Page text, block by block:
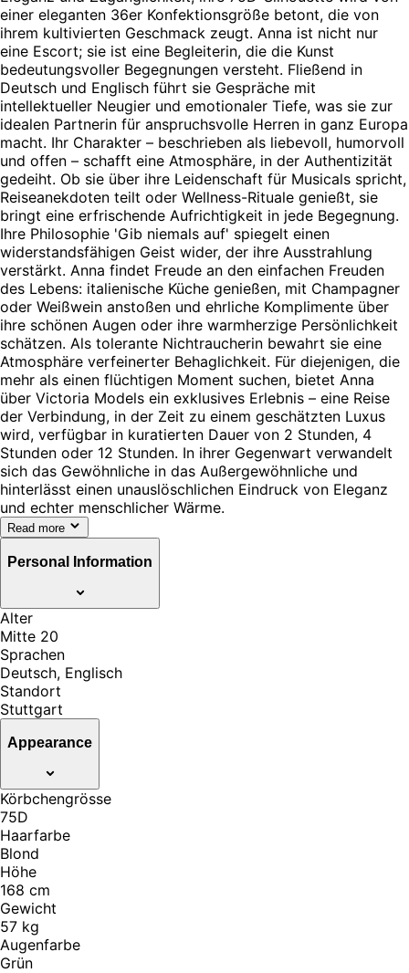
einer eleganten 36er Konfektionsgröße betont, die von
ihrem kultivierten Geschmack zeugt. Anna ist nicht nur
eine Escort; sie ist eine Begleiterin, die die Kunst
bedeutungsvoller Begegnungen versteht. Fließend in
Deutsch und Englisch führt sie Gespräche mit
intellektueller Neugier und emotionaler Tiefe, was sie zur
idealen Partnerin für anspruchsvolle Herren in ganz Europa
macht. Ihr Charakter – beschrieben als liebevoll, humorvoll
und offen – schafft eine Atmosphäre, in der Authentizität
gedeiht. Ob sie über ihre Leidenschaft für Musicals spricht,
Reiseanekdoten teilt oder Wellness-Rituale genießt, sie
bringt eine erfrischende Aufrichtigkeit in jede Begegnung.
Ihre Philosophie 'Gib niemals auf' spiegelt einen
widerstandsfähigen Geist wider, der ihre Ausstrahlung
verstärkt. Anna findet Freude an den einfachen Freuden
des Lebens: italienische Küche genießen, mit Champagner
oder Weißwein anstoßen und ehrliche Komplimente über
ihre schönen Augen oder ihre warmherzige Persönlichkeit
schätzen. Als tolerante Nichtraucherin bewahrt sie eine
Atmosphäre verfeinerter Behaglichkeit. Für diejenigen, die
mehr als einen flüchtigen Moment suchen, bietet Anna
über Victoria Models ein exklusives Erlebnis – eine Reise
der Verbindung, in der Zeit zu einem geschätzten Luxus
wird, verfügbar in kuratierten Dauer von 2 Stunden, 4
Stunden oder 12 Stunden. In ihrer Gegenwart verwandelt
sich das Gewöhnliche in das Außergewöhnliche und
hinterlässt einen unauslöschlichen Eindruck von Eleganz
und echter menschlicher Wärme.
Read more
Personal Information
Alter
Mitte 20
Sprachen
Deutsch, Englisch
Standort
Stuttgart
Appearance
Körbchengrösse
75D
Haarfarbe
Blond
Höhe
168 cm
Gewicht
57 kg
Augenfarbe
Grün